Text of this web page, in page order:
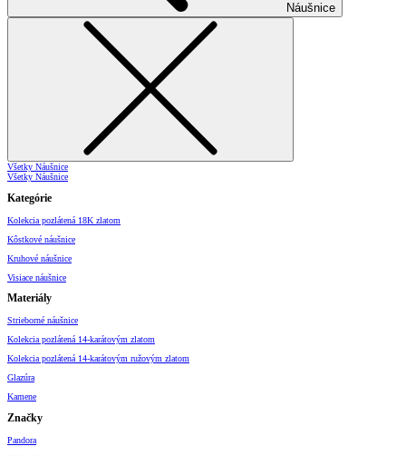
Náušnice
Všetky Náušnice
Všetky Náušnice
Kategórie
Kolekcia pozlátená 18K zlatom
Kôstkové náušnice
Kruhové náušnice
Visiace náušnice
Materiály
Strieborné náušnice
Kolekcia pozlátená 14-karátovým zlatom
Kolekcia pozlátená 14-karátovým ružovým zlatom
Glazúra
Kamene
Značky
Pandora